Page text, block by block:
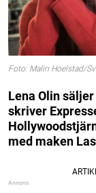
Foto: Malin Hoelstad/
Lena Olin
skriver
med maken